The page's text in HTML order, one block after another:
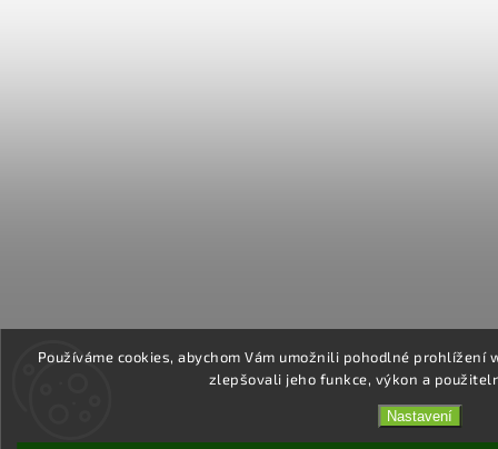
Používáme cookies, abychom Vám umožnili pohodlné
zlepšovali jeho funkce, výkon a
Nastavení